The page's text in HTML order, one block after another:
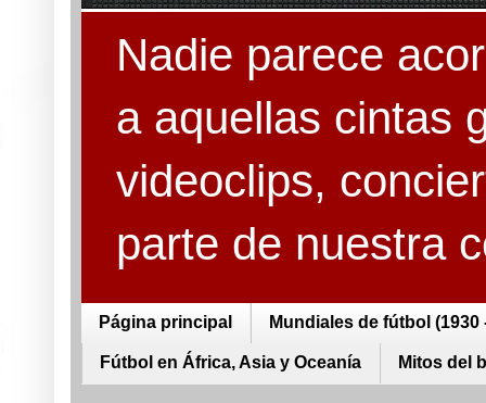
Nadie parece
a aquellas cintas
videoclips,
parte de nuestra
Página principal Mundiales de fútbol (1930
Fútbol en África, Asia y Oceanía Mitos del